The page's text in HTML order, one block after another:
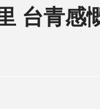
台青感